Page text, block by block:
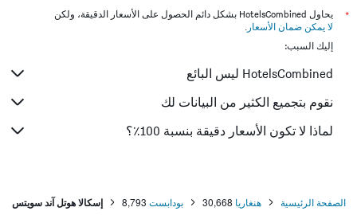
*
يحاول HotelsCombined بشكل دائم الحصول على الأسعار الدقيقة، ولكن
لا يمكن ضمان الأسعار .
إليك السبب:
HotelsCombined ليس البائع
نقوم بتجميع الكثير من البيانات لك
لماذا لا تكون الأسعار دقيقة بنسبة 100٪؟
الصفحة الرئيسية هنغاريا 30,668 بودابست 8,793 إسكالا هوتل آند سويتس